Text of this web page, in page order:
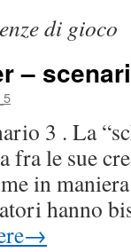
di gioco
–
3 . La
fra le sue
in
hanno
→